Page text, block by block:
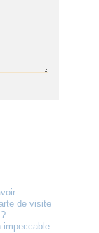
de visite
impeccable